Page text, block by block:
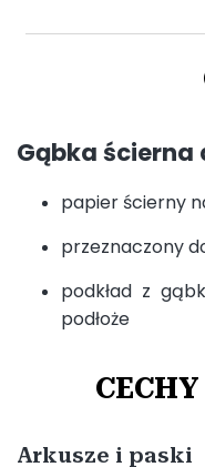
Gąbka ścierna
papier ścierny
przeznaczony
podkład z
podłoże
Arkusze i paski